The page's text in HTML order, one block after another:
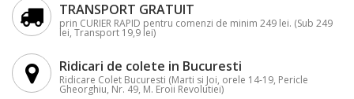
TRANSPORT GRATUIT
prin CURIER RAPID pentru comenzi de minim 249 lei. (Sub 249
lei, Transport 19,9 lei)
Ridicari de colete in Bucuresti
Ridicare Colet Bucuresti (Marti si Joi, orele 14-19, Pericle
Gheorghiu, Nr. 49, M. Eroii Revolutiei)